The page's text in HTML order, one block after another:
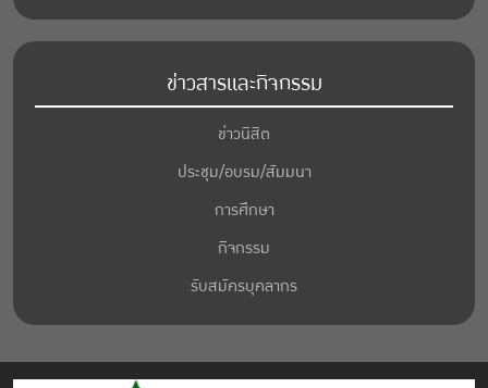
ข่าวสารและกิจกรรม
ข่าวนิสิต
ประชุม/อบรม/สัมมนา
การศึกษา
กิจกรรม
รับสมัครบุคลากร